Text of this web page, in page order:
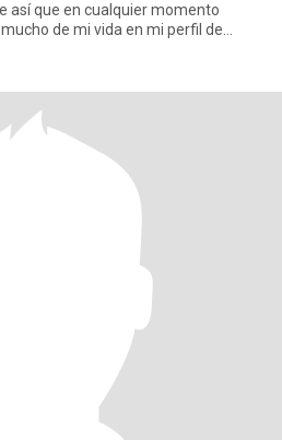
así que en cualquier momento